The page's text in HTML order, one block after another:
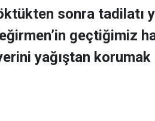
sonra tadilatı
geçtiğimiz
yağıştan